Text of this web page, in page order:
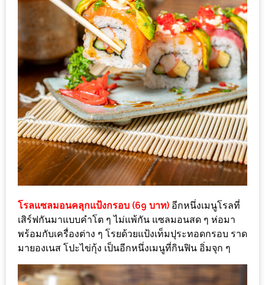
สำหรับ
ฤดู
หนาว
นี้
กับ
PING
FAI
FESTIVAL
2
–
ช็อป
ฟิน
กิน
เพลิน
HFG
E-
โรลแซลมอนคลุกแป้งกรอบ (69 บาท) อีกหนึ่งเมนูโรลที่
เสิร์ฟกันมาแบบคำโต ๆ ไม่แพ้กัน แซลมอนสด ๆ ห่อมา
พร้อมกับเครื่องต่าง ๆ โรยด้วยแป้งเท็มปุระทอดกรอบ ราด
มายองเนส โปะไข่กุ้ง เป็นอีกหนึ่งเมนูที่กินฟิน อิ่มจุก ๆ